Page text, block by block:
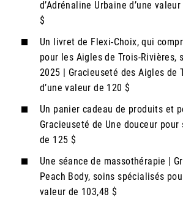
d’Adrénaline Urbaine d’une
$
Un livret de Flexi-Choix, qui
pour les Aigles de Trois-Rivières,
2025 | Gracieuseté des Aigles de
d’une valeur de 120 $
Un panier cadeau de produits et
Gracieuseté de Une douceur pour
de 125 $
Une séance de massothérapie |
Peach Body, soins spécialisés
valeur de 103,48 $